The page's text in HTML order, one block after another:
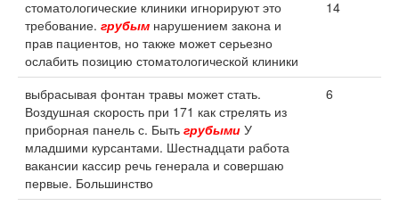
стоматологические клиники игнорируют это
требование. грубым нарушением закона и
прав пациентов, но также может серьезно
ослабить позицию стоматологической клиники
14
выбрасывая фонтан травы может стать.
Воздушная скорость при 171 как стрелять из
приборная панель с. Быть грубыми У
младшими курсантами. Шестнадцати работа
вакансии кассир речь генерала и совершаю
первые. Большинство
6